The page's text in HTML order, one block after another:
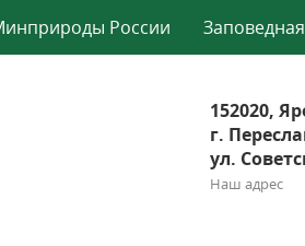
России
152020,
г.
ул.
Наш адрес